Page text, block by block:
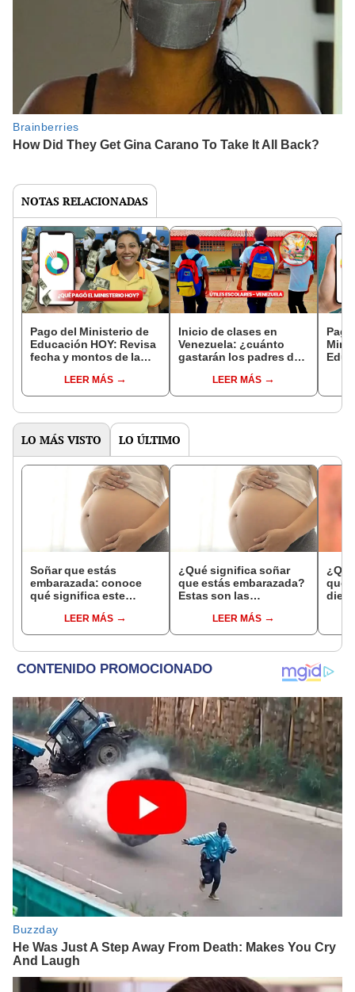
NOTAS RELACIONADAS
Pago del Ministerio de
Educación HOY: Revisa
fecha y montos de la
Bono BAIFLEER MÁS
Inicio de clases en
Venezuela: ¿cuánto
gastarán los padres de
escolares?LEER MÁS
LO MÁS VISTO LO ÚLTIMO
Soñar que estás
embarazada: conoce
qué significa este
LEER MÁS
¿Qué significa soñar
que estás embarazada?
Estas son las
comunesLEER MÁS
que